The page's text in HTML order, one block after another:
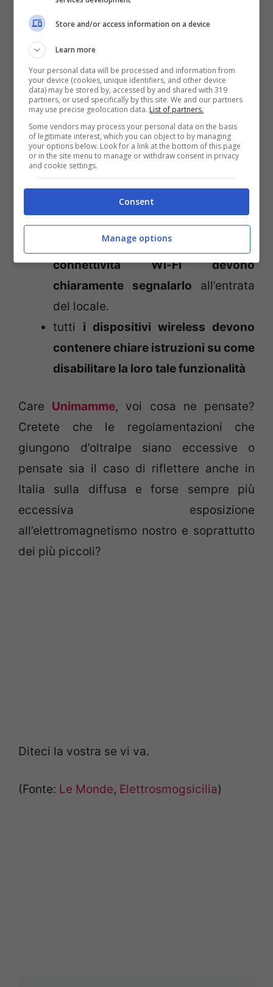
i punti Wi-Fi devono essere
disattivati nelle scuole elementari
quando non sono in uso per lezioni.
tutte le pubblicità di telefonia
mobile devono includere una
raccomandazionedi dispositivi per
ridurre l’esposizione nella testa
come con l’uso di auricolari.
tutti i locali pubblici che offrono
connettività Wi-Fi devono
chiaramente segnalarlo all’entrata
del locale.
tutti i dispositivi wireless devono
contenere chiare istruzioni su come
disabilitare la loro tale funzionalità
Care Unimamme, voi cosa ne pensate?
Cretete che le regolamentazioni che
giungono d’oltralpe siano eccessive o
pensate sia il caso di riflettere anche in
Italia sulla diffusa e forse sempre più
eccessiva esposizione
all’elettromagnetismo nostro e soprattutto
dei più piccoli?
Diteci la vostra se vi va.
(Fonte: Le Monde, Elettrosmogsicilia)
Store and/or access information on a device
Learn more
Your personal data will be processed and information from
your device (cookies, unique identifiers, and other device
data) may be stored by, accessed by and shared with 319
partners, or used specifically by this site. We and our partners
may use precise geolocation data. List of partners.
Some vendors may process your personal data on the basis
of legitimate interest, which you can object to by managing
your options below. Look for a link at the bottom of this page
or in the site menu to manage or withdraw consent in privacy
and cookie settings.
Consent
Manage options